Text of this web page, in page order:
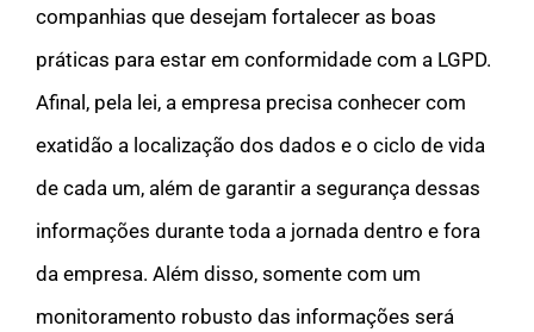
companhias que desejam fortalecer as boas
práticas para estar em conformidade com a LGPD.
Afinal, pela lei, a empresa precisa conhecer com
exatidão a localização dos dados e o ciclo de vida
de cada um, além de garantir a segurança dessas
informações durante toda a jornada dentro e fora
da empresa. Além disso, somente com um
monitoramento robusto das informações será